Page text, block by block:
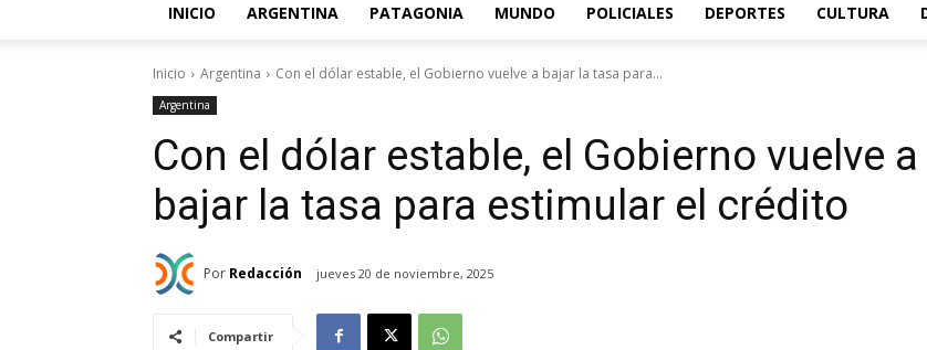
Diario
Confluencia
INICIO ARGENTINA PATAGONIA MUNDO POLICIALES DEPORTES CULTURA
Inicio Argentina Con el dólar estable, el Gobierno vuelve a bajar la tasa para...
Argentina
Con el dólar estable, el Gobierno vuelve a
bajar la tasa para estimular el crédito
Por Redacción jueves 20 de noviembre, 2025
Compartir